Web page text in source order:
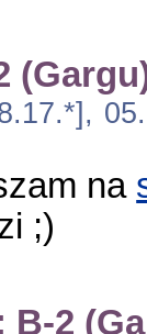
na
;)
B-2